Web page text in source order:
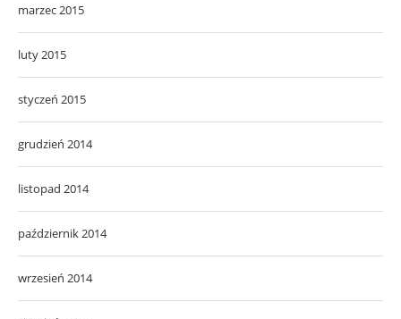
marzec 2015
luty 2015
styczeń 2015
grudzień 2014
listopad 2014
październik 2014
wrzesień 2014